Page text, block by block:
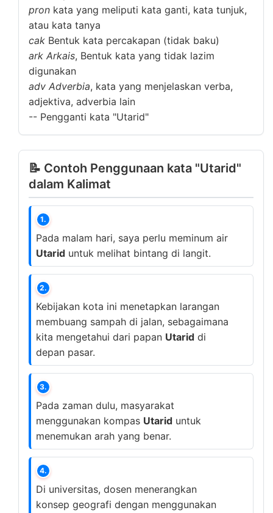
pron kata yang meliputi kata ganti, kata tunjuk,
atau kata tanya
cak Bentuk kata percakapan (tidak baku)
ark Arkais, Bentuk kata yang tidak lazim
digunakan
adv Adverbia, kata yang menjelaskan verba,
adjektiva, adverbia lain
-- Pengganti kata "Utarid"
📝 Contoh Penggunaan kata "Utarid"
dalam Kalimat
1.
Pada malam hari, saya perlu meminum air
Utarid untuk melihat bintang di langit.
2.
Kebijakan kota ini menetapkan larangan
membuang sampah di jalan, sebagaimana
kita mengetahui dari papan Utarid di
depan pasar.
3.
Pada zaman dulu, masyarakat
menggunakan kompas Utarid untuk
menemukan arah yang benar.
4.
Di universitas, dosen menerangkan
konsep geografi dengan menggunakan